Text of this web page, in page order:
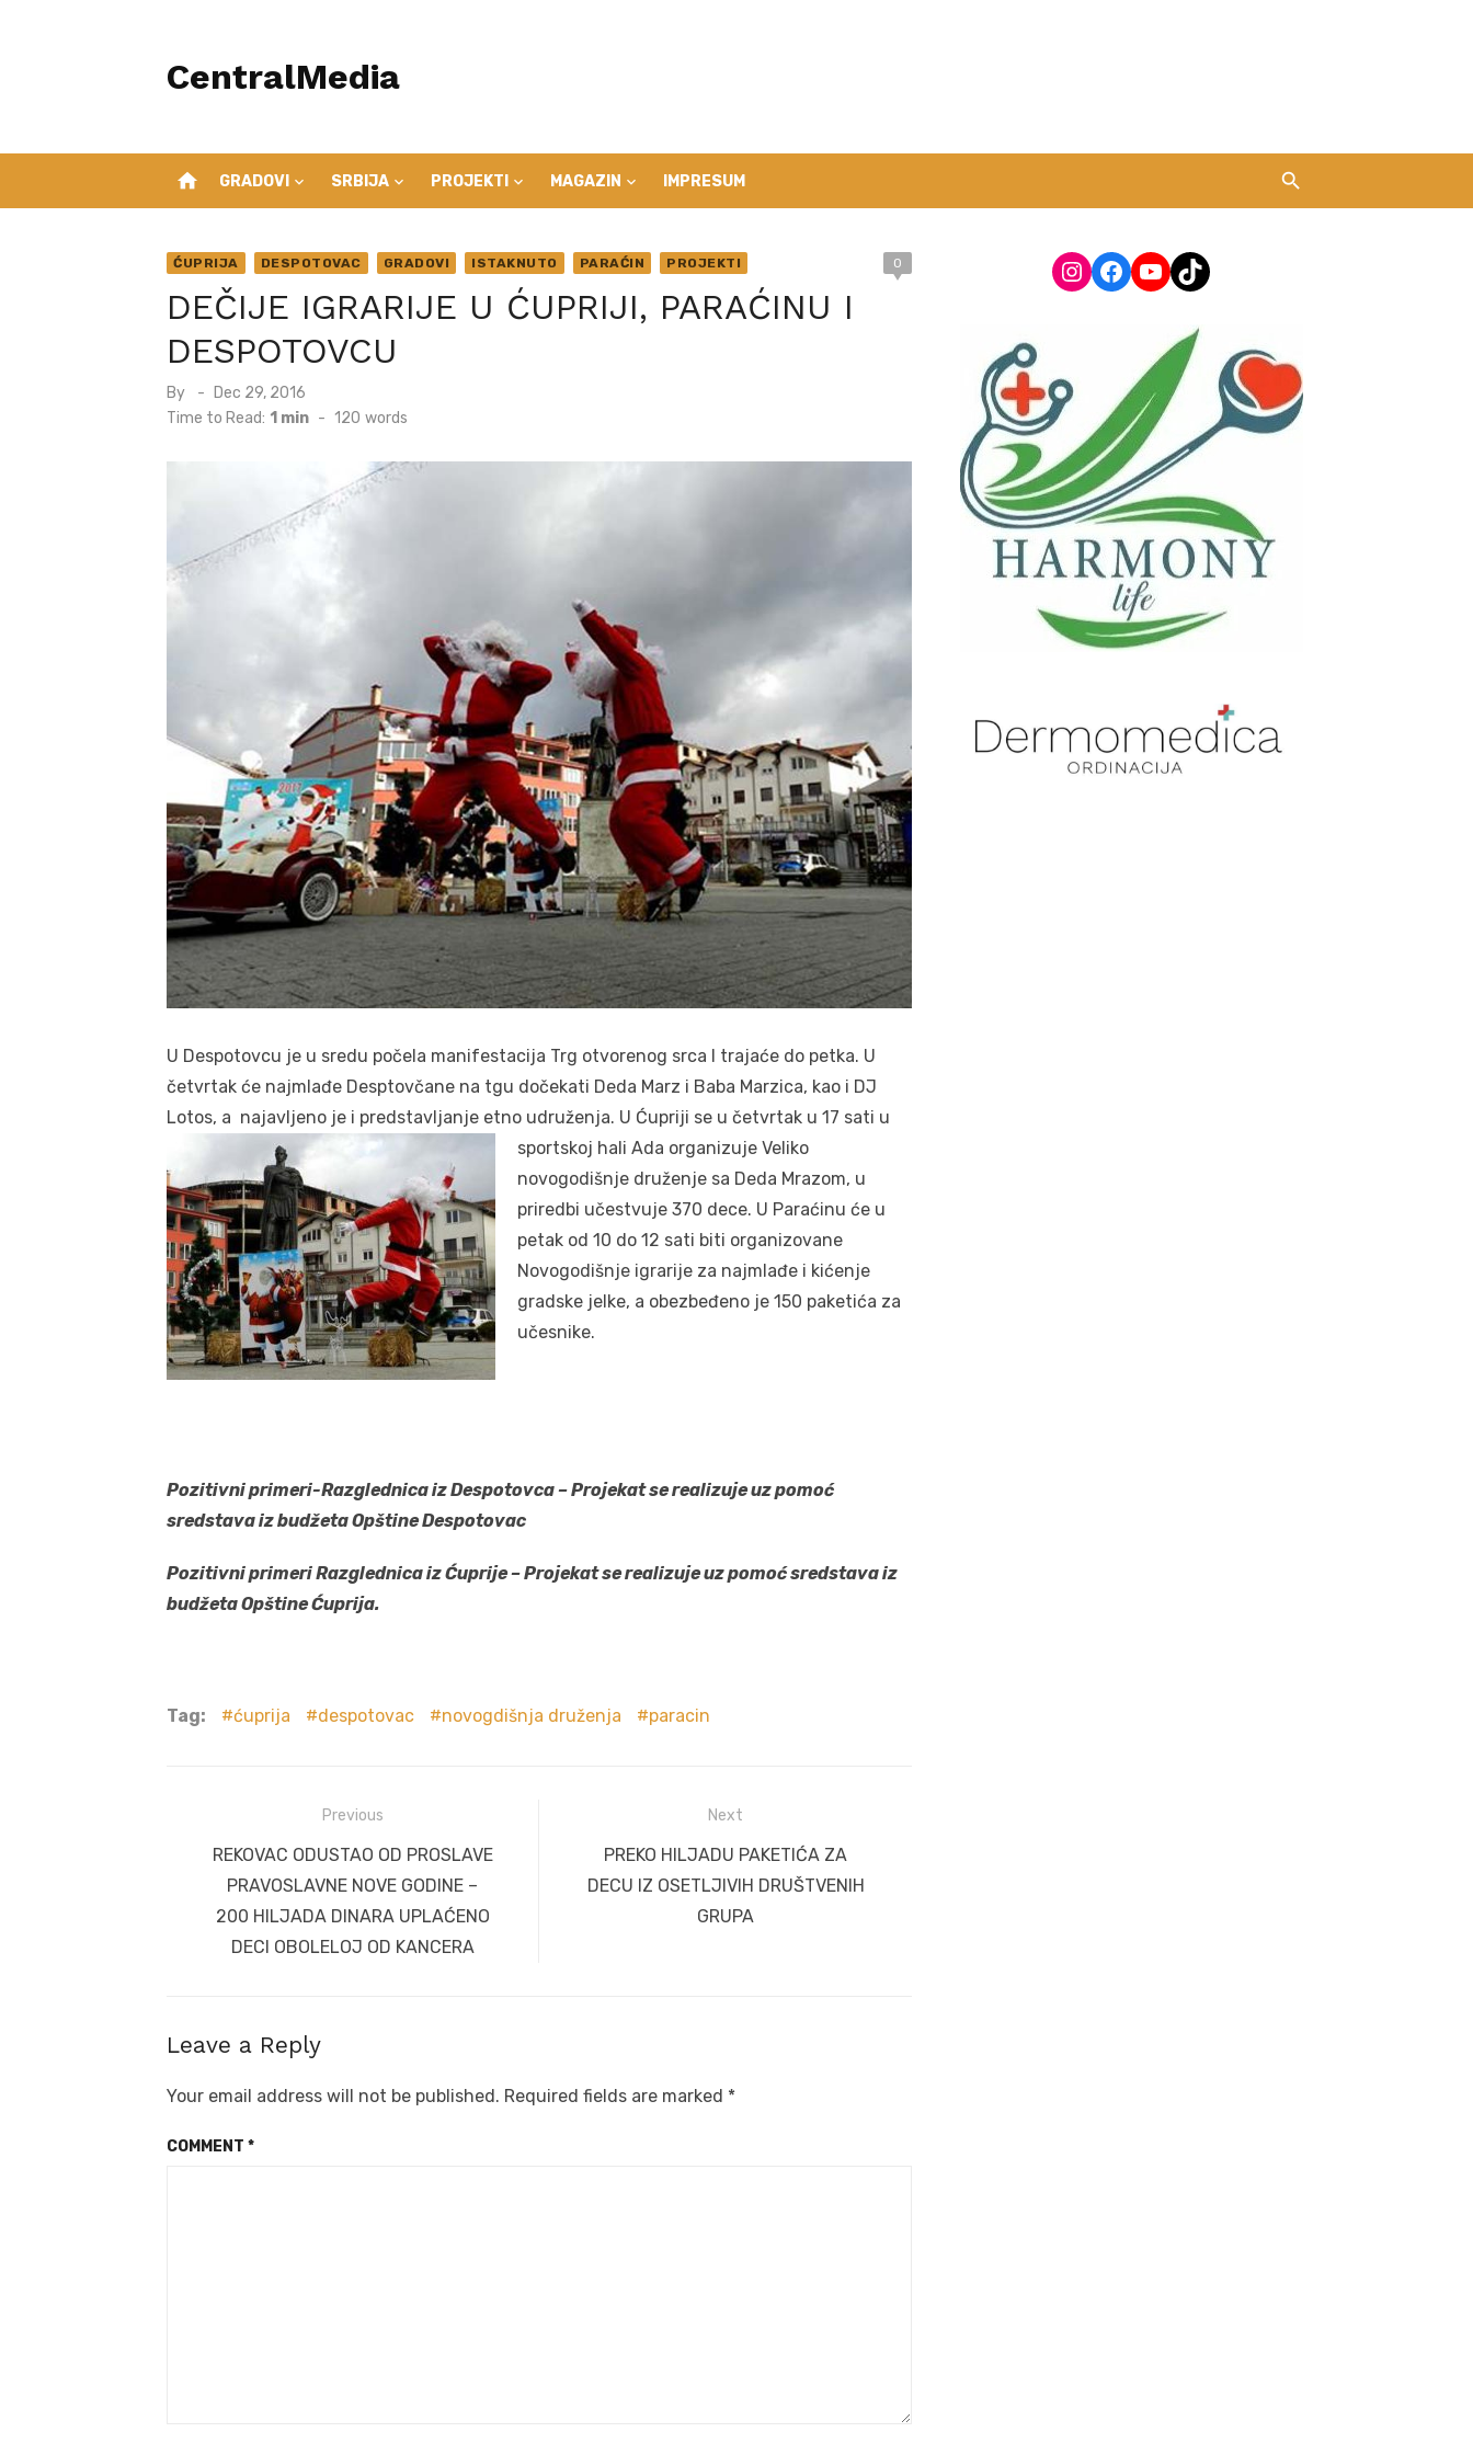
CentralMedia
home GRADOVI SRBIJA PROJEKTI MAGAZIN IMPRESUM
ĆUPRIJA DESPOTOVAC GRADOVI ISTAKNUTO PARAĆIN PROJEKTI 0
DEČIJE IGRARIJE U ĆUPRIJI, PARAĆINU I
DESPOTOVCU
By
Posted
on
Dec 29, 2016
Time to Read: 1 min - 120 words
U Despotovcu je u sredu počela manifestacija Trg otvorenog srca I trajaće do petka. U
četvrtak će najmlađe Desptovčane na tgu dočekati Deda Marz i Baba Marzica, kao i DJ
Lotos, a najavljeno je i predstavljanje etno udruženja. U Ćupriji se u četvrtak u 17 sati u
sportskoj hali Ada organizuje Veliko
novogodišnje druženje sa Deda Mrazom, u
priredbi učestvuje 370 dece. U Paraćinu će u
petak od 10 do 12 sati biti organizovane
Novogodišnje igrarije za najmlađe i kićenje
gradske jelke, a obezbeđeno je 150 paketića za
učesnike.
Pozitivni primeri-Razglednica iz Despotovca – Projekat se realizuje uz pomoć
sredstava iz budžeta Opštine Despotovac
Pozitivni primeri Razglednica izĆuprije– Projekat se realizuje uz pomoć sredstava iz
budžeta Opštine Ćuprija.
Tag: ćuprija despotovac novogdišnja druženja paracin
navigation
Previous
Previous
post:
REKOVAC ODUSTAO OD PROSLAVE
PRAVOSLAVNE NOVE GODINE –
200 HILJADA DINARA UPLAĆENO
DECI OBOLELOJ OD KANCERA
Next
Next
post:
PREKO HILJADU PAKETIĆA ZA
DECU IZ OSETLJIVIH DRUŠTVENIH
GRUPA
Leave a Reply
Your email address will not be published. Required fields are marked *
COMMENT *
Instagram
Facebook
YouTube
TikTok